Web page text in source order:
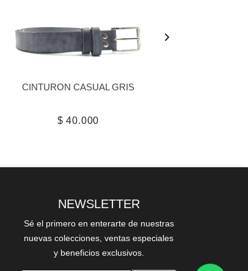
CINTURON CASUAL GRIS
$ 40.000
NEWSLETTER
Sé el primero en enterarte de nuestras
nuevas colecciones, ventas especiales
y beneficios exclusivos.